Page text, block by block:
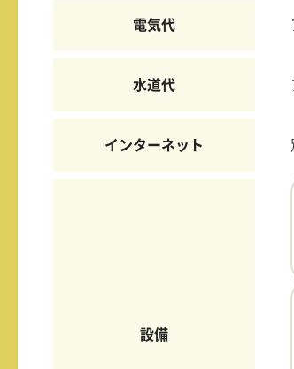
電気代
水道代
インターネット
設備